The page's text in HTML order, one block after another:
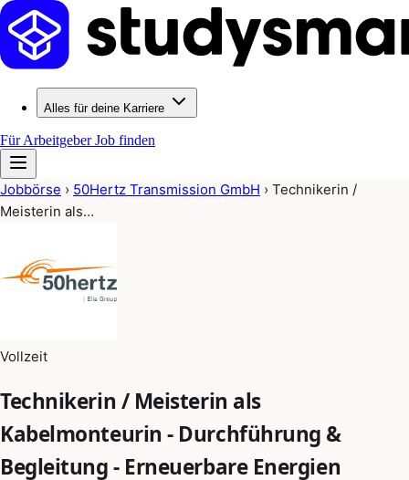
Alles für deine Karriere
Für ArbeitgeberJob finden
Jobbörse › 50Hertz Transmission GmbH › Technikerin /
Meisterin als…
Vollzeit
Technikerin / Meisterin als
Kabelmonteurin - Durchführung &
Begleitung - Erneuerbare Energien